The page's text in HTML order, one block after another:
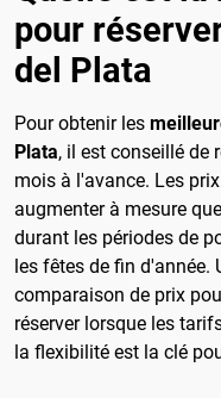
pour
del Plata
Pour obtenir les
Plata, il est conseillé de
mois à l'avance. Les
augmenter à mesure
durant les périodes de
les fêtes de fin d'année.
comparaison de prix
réserver lorsque les
la flexibilité est la clé